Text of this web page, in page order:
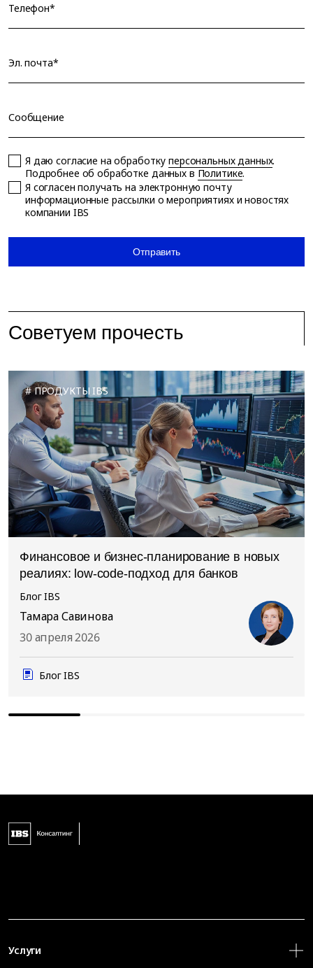
Телефон*
Эл. почта*
Сообщение
Я даю согласие на обработкуперсональных данных.
Подробнее об обработке данных в Политике.
Я согласен получать на электронную почту
информационные рассылки о мероприятиях и новостях
компании IBS
Отправить
Советуем прочесть
ПРОДУКТЫ IBS
Финансовое и бизнес-планирование в новых
реалиях: low-code-подход для банков
Блог IBS
Тамара Савинова
30 апреля 2026
Блог IBS
Услуги